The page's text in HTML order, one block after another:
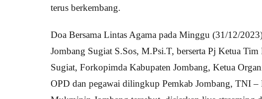
terus berkembang.
Doa Bersama Lintas Agama pada Minggu (31/12/
Jombang Sugiat S.Sos, M.Psi.T, berserta Pj Ketua
Sugiat, Forkopimda Kabupaten Jombang, Ketua
OPD dan pegawai dilingkup Pemkab Jombang, TNI